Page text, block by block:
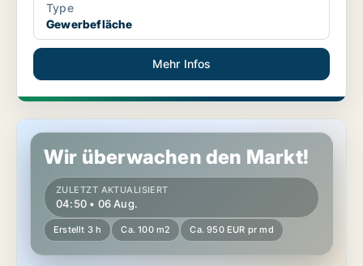
Type
Gewerbefläche
Mehr Infos
Gewerbeimmobilien in Bad Fischau-Brunn, Niederösterreich
Wir überwachen den Markt!
ZULETZT AKTUALISIERT
04:50 • 06 Aug.
Erstellt 3 h Ca. 100 m2 Ca. 950 EUR pr md